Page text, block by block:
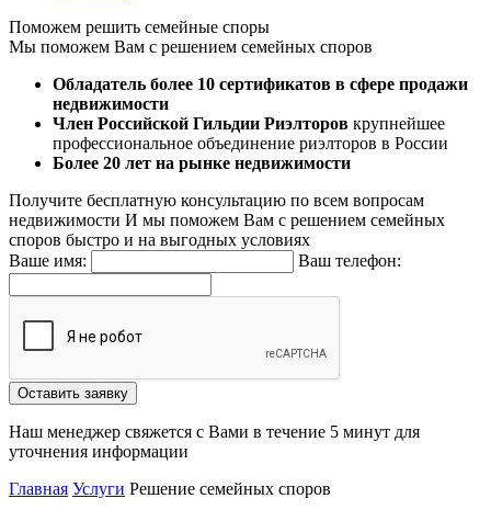
Поможем решить семейные споры
Мы поможем Вам с решением семейных споров
Обладатель более 10 сертификатов в сфере продажи
недвижимости
Член Российской Гильдии Риэлторов крупнейшее
профессиональное объединение риэлторов в России
Более 20 лет на рынке недвижимости
Получите бесплатную консультацию по всем вопросам
недвижимости И мы поможем Вам с решением семейных
споров быстро и на выгодных условиях
Ваше имя:
Ваш телефон:
Наш менеджер свяжется с Вами в течение 5 минут для
уточнения информации
Главная Услуги Решение семейных споров